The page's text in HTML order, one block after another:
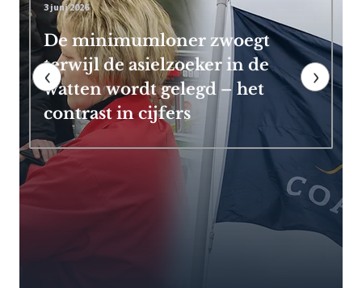
7 mei 2026
Frans Timmermans kan vroeg
met pensioen dankzij royale
EU-uitkering
‹ ›